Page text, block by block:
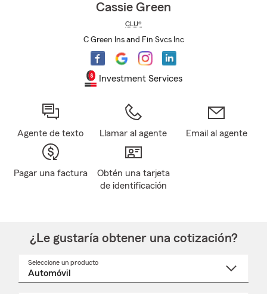
Cassie Green
CLU®
C Green Ins and Fin Svcs Inc
Investment Services
Agente de texto Llamar al agente Email al agente
Pagar una factura
Obtén una tarjeta
de identificación
¿Le gustaría obtener una cotización?
Seleccione un producto